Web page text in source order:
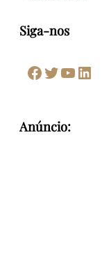
Siga-nos
Facebook Twitter Youtube LinkedIn
Anúncio: